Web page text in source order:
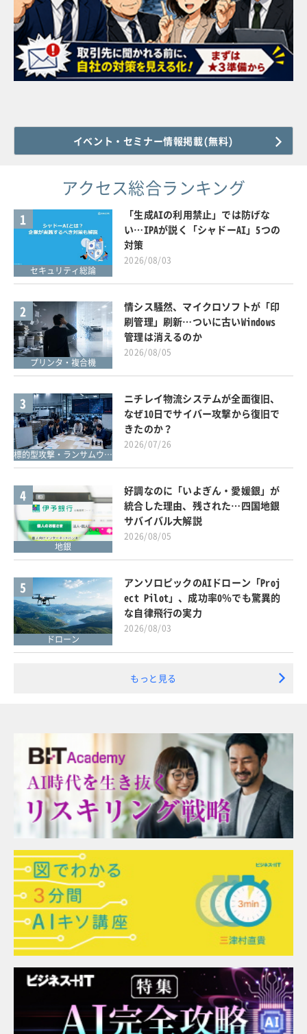
イベント・セミナー情報掲載(無料)
アクセス総合ランキング
1
セキュリティ総論
「生成AIの利用禁止」では防げな
い…IPAが説く「シャドーAI」5つの
対策
2026/08/03
2
プリンタ・複合機
情シス騒然、マイクロソフトが「印
刷管理」刷新…ついに古いWindows
管理は消えるのか
2026/08/05
3
標的型攻撃・ランサムウェア対策
ニチレイ物流システムが全面復旧、
なぜ10日でサイバー攻撃から復旧で
きたのか？
2026/07/26
4
地銀
好調なのに「いよぎん・愛媛銀」が
統合した理由、残された…四国地銀
サバイバル大解説
2026/08/05
5
ドローン
アンソロピックのAIドローン「Proj
ect Pilot」、成功率0％でも驚異的
な自律飛行の実力
2026/08/03
もっと見る